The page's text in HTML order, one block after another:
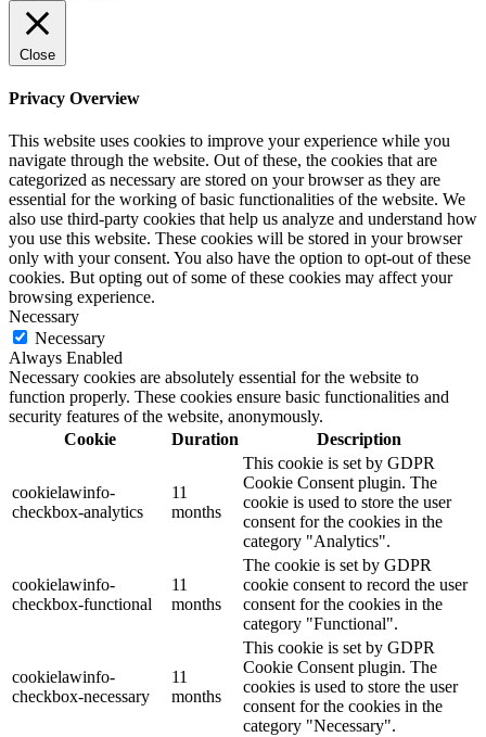
Close
Privacy Overview
This website uses cookies to improve your experience while you
navigate through the website. Out of these, the cookies that are
categorized as necessary are stored on your browser as they are
essential for the working of basic functionalities of the website. We
also use third-party cookies that help us analyze and understand how
you use this website. These cookies will be stored in your browser
only with your consent. You also have the option to opt-out of these
cookies. But opting out of some of these cookies may affect your
browsing experience.
Necessary
Necessary
Always Enabled
Necessary cookies are absolutely essential for the website to
function properly. These cookies ensure basic functionalities and
security features of the website, anonymously.
Cookie
Duration Description
cookielawinfo-
checkbox-analytics
11
months
This cookie is set by GDPR
Cookie Consent plugin. The
cookie is used to store the user
consent for the cookies in the
category "Analytics".
cookielawinfo-
checkbox-functional
11
months
The cookie is set by GDPR
cookie consent to record the user
consent for the cookies in the
category "Functional".
cookielawinfo-
checkbox-necessary
11
months
This cookie is set by GDPR
Cookie Consent plugin. The
cookies is used to store the user
consent for the cookies in the
category "Necessary".